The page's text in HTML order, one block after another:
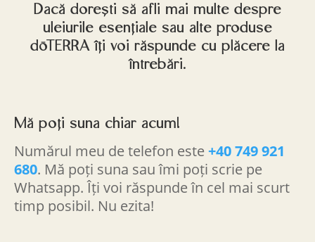
Dacă dorești să afli mai multe despre
uleiurile esențiale sau alte produse
dōTERRA îți voi răspunde cu plăcere la
întrebări.
Mă poți suna chiar acum!
Numărul meu de telefon este+40 749 921
680. Mă poți suna sau îmi poți scrie pe
Whatsapp. Îți voi răspunde în cel mai scurt
timp posibil. Nu ezita!